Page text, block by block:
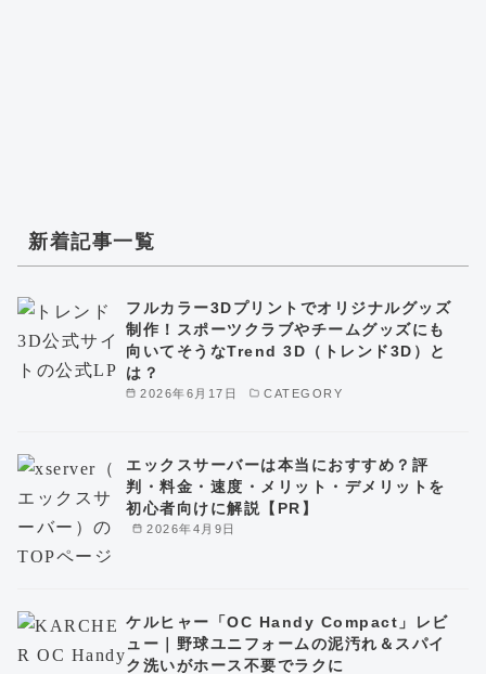
新着記事一覧
2026年6月17日 CATEGORY
フルカラー3Dプリントでオリジナルグッズ
制作！スポーツクラブやチームグッズにも
向いてそうなTrend 3D（トレンド3D）と
は？
2026年4月9日
エックスサーバーは本当におすすめ？評
判・料金・速度・メリット・デメリットを
初心者向けに解説【PR】
ケルヒャー「OC Handy Compact」レビ
ュー｜野球ユニフォームの泥汚れ＆スパイ
ク洗いがホース不要でラクに